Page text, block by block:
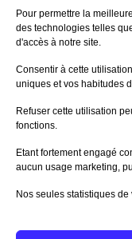
Pour permettre la
des technologies telles
d'accès à notre site.
Consentir à cette
uniques et vos habitudes
Refuser cette utilisation
fonctions.
Etant fortement engagé
aucun usage marketing,
Nos seules statistiques